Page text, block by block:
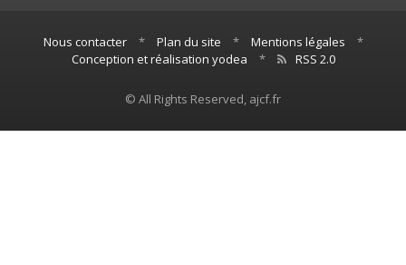
Nous contacter * Plan du site * Mentions légales
*
Conception et réalisation yodea
* RSS 2.0
© All Rights Reserved, ajcf.fr